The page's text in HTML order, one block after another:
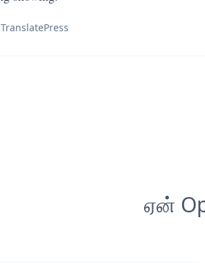
TranslatePress
ஏன்